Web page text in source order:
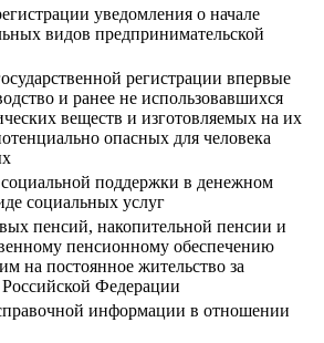
уведомления о начале
видов предпринимательской
регистрации впервые
и ранее не использовавшихся
веществ и изготовляемых на их
опасных для человека
поддержки в денежном
социальных услуг
пенсий, накопительной пенсии и
пенсионному обеспечению
на постоянное жительство за
Федерации
информации в отношении